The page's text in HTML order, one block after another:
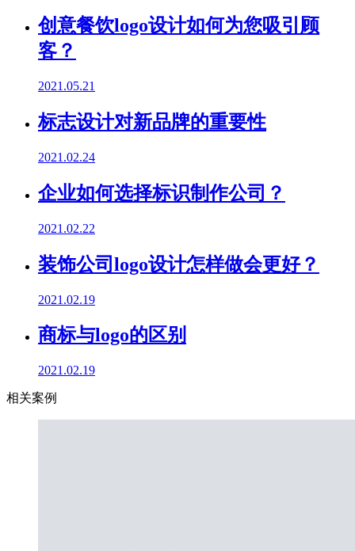
创意餐饮logo设计如何为您吸引顾
客？
2021.05.21
标志设计对新品牌的重要性
2021.02.24
企业如何选择标识制作公司？
2021.02.22
装饰公司logo设计怎样做会更好？
2021.02.19
商标与logo的区别
2021.02.19
相关案例